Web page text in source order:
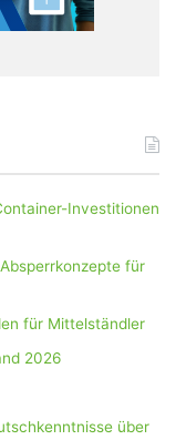
Investitionen
für
für Mittelständler
2026
über